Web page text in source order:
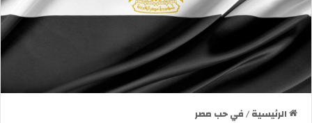
الرئيسية/في حب مصر